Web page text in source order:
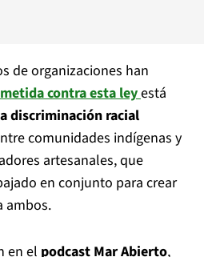
de organizaciones han
contra esta leyestá
discriminación racial
comunidades indígenas y
artesanales, que
en conjunto para crear
ambos.
en el podcast Mar Abierto,